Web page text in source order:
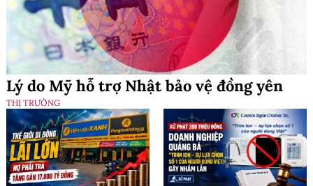
Lý do Mỹ hỗ trợ Nhật bảo vệ đồng yên
THỊ TRƯỜNG